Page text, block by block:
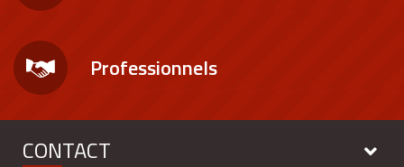
Professionnels
CONTACT